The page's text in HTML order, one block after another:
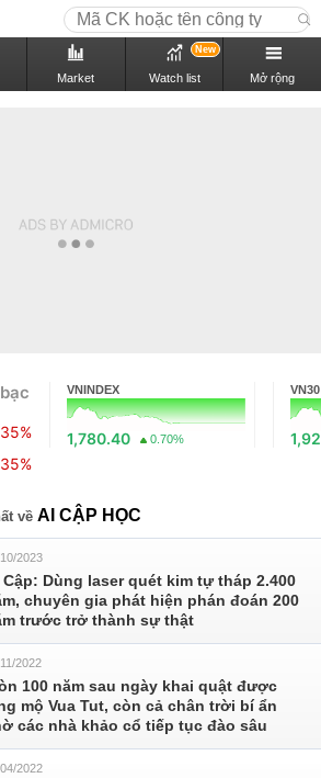
Market Watch list
New
Mở rộng
VNINDEX
1,780.40 0.70%
VN30
về AI CẬP HỌC
2023
Cập: Dùng laser quét kim tự tháp 2.400
chuyên gia phát hiện phán đoán 200
trước trở thành sự thật
2022
100 năm sau ngày khai quật được
mộ Vua Tut, còn cả chân trời bí ẩn
các nhà khảo cổ tiếp tục đào sâu
2022